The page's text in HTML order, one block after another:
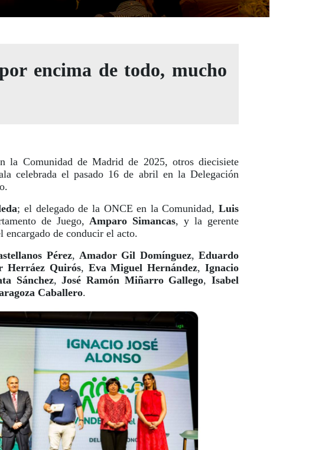
encima de todo, mucho
la Comunidad de Madrid de 2025, otros diecisiete
celebrada el pasado 16 de abril en la Delegación
; el delegado de la ONCE en la Comunidad,Luis
de Juego,Amparo Simancas, y la gerente
encargado de conducir el acto.
Pérez, Amador Gil Domínguez,Eduardo
Herráez Quirós, Eva Miguel Hernández, Ignacio
Sánchez,José Ramón Miñarro Gallego, Isabel
Caballero.